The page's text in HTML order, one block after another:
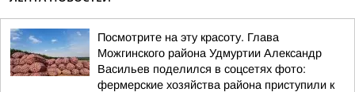
Посмотрите на эту красоту. Глава
Можгинского района Удмуртии Александр
Васильев поделился в соцсетях фото:
фермерские хозяйства района приступили к